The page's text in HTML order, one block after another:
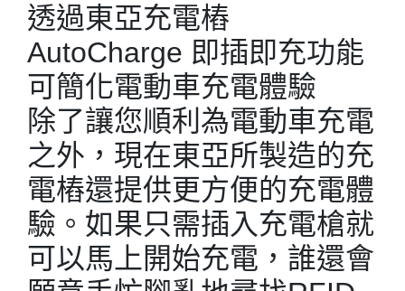
透過東亞充電樁
AutoCharge 即插即充功能
可簡化電動車充電體驗
除了讓您順利為電動車充電
之外，現在東亞所製造的充
電樁還提供更方便的充電體
驗。如果只需插入充電槍就
可以馬上開始充電，誰還會